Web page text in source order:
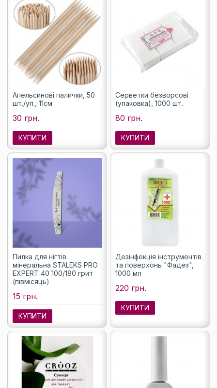
Апельсинові палички, 50
шт./уп., 11см
30 грн.
КУПИТИ
Серветки безворсові
(упаковка), 1000 шт.
80 грн.
КУПИТИ
Пилка для нігтів
мінеральна STALEKS PRO
EXPERT 40 100/180 грит
(півмісяць)
15 грн.
КУПИТИ
Дезінфекція інструментів
та поверхонь "Фадез",
1000 мл
220 грн.
КУПИТИ